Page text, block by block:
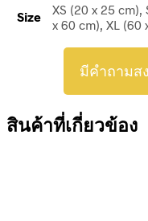
Size
XS (20 x 25
x 60 cm), XL (60
มีคำถามส
สินค้าที่เกี่ยวข้อง